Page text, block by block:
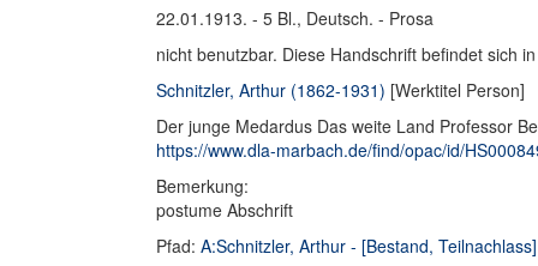
22.01.1913. - 5 Bl., Deutsch. - Prosa
nicht benutzbar. Diese Handschrift befindet sich
Schnitzler, Arthur (1862-1931) [Werktitel Person]
Der junge Medardus Das weite Land Professor
https://www.dla-marbach.de/find/opac/id/
Bemerkung:
postume Abschrift
Pfad: A:Schnitzler, Arthur - [Bestand, Teilnachlass]